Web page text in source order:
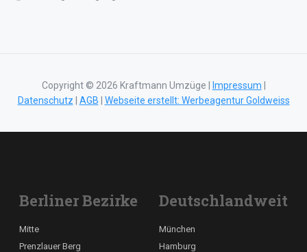
Copyright © 2026 Kraftmann Umzüge | Impressum
Datenschutz
AGB Webseite erstellt: Werbeagentur Goldweiss
Berliner Bezirke
Mitte
Prenzlauer Berg
Deutschlandweit
München
Hamburg